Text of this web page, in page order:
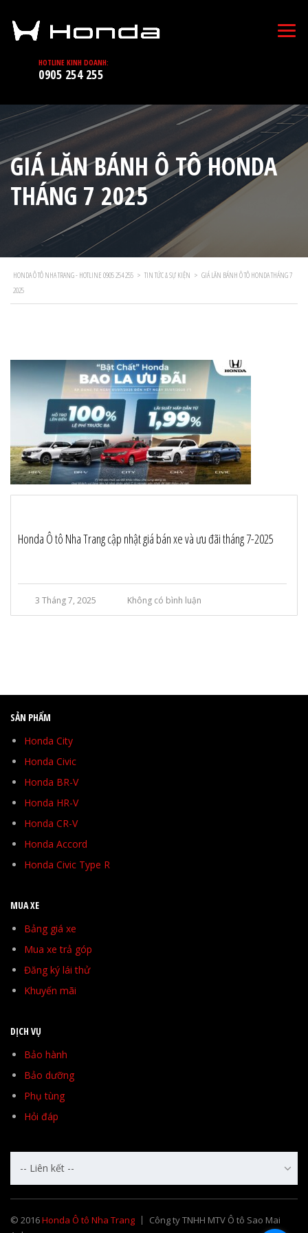
HOTLINE KINH DOANH:
0905 254 255
GIÁ LĂN BÁNH Ô TÔ HONDA
THÁNG 7 2025
HONDA Ô TÔ NHA TRANG - HOTLINE 0905 254 255 > TIN TỨC & SỰ KIỆN > GIÁ LĂN BÁNH Ô TÔ HONDA THÁNG 7
2025
Honda Ô tô Nha Trang cập nhật giá bán xe và ưu đãi tháng 7-2025
3 Tháng 7, 2025 Không có bình luận
SẢN PHẨM
Honda City
Honda Civic
Honda BR-V
Honda HR-V
Honda CR-V
Honda Accord
Honda Civic Type R
MUA XE
Bảng giá xe
Mua xe trả góp
Đăng ký lái thử
Khuyến mãi
DỊCH VỤ
Bảo hành
Bảo dưỡng
Phụ tùng
Hỏi đáp
-- Liên kết --
© 2016Honda Ô tô Nha Trang
Công ty TNHH MTV Ô tô Sao Mai